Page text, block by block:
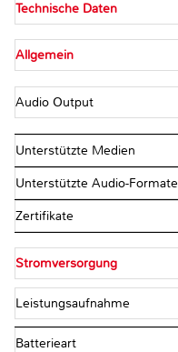
Technische Daten
Allgemein
Audio Output
Unterstützte Medien
Unterstützte Audio-Formate
Zertifikate
Stromversorgung
Leistungsaufnahme
Batterieart